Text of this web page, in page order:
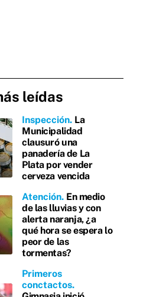
leídas
Inspección La
Municipalidad
clausuró una
panadería de La
Plata por vender
cerveza vencida
Atención En medio
de las lluvias y con
alerta naranja, ¿a
qué hora se espera lo
peor de las
tormentas?
Primeros
conctactos